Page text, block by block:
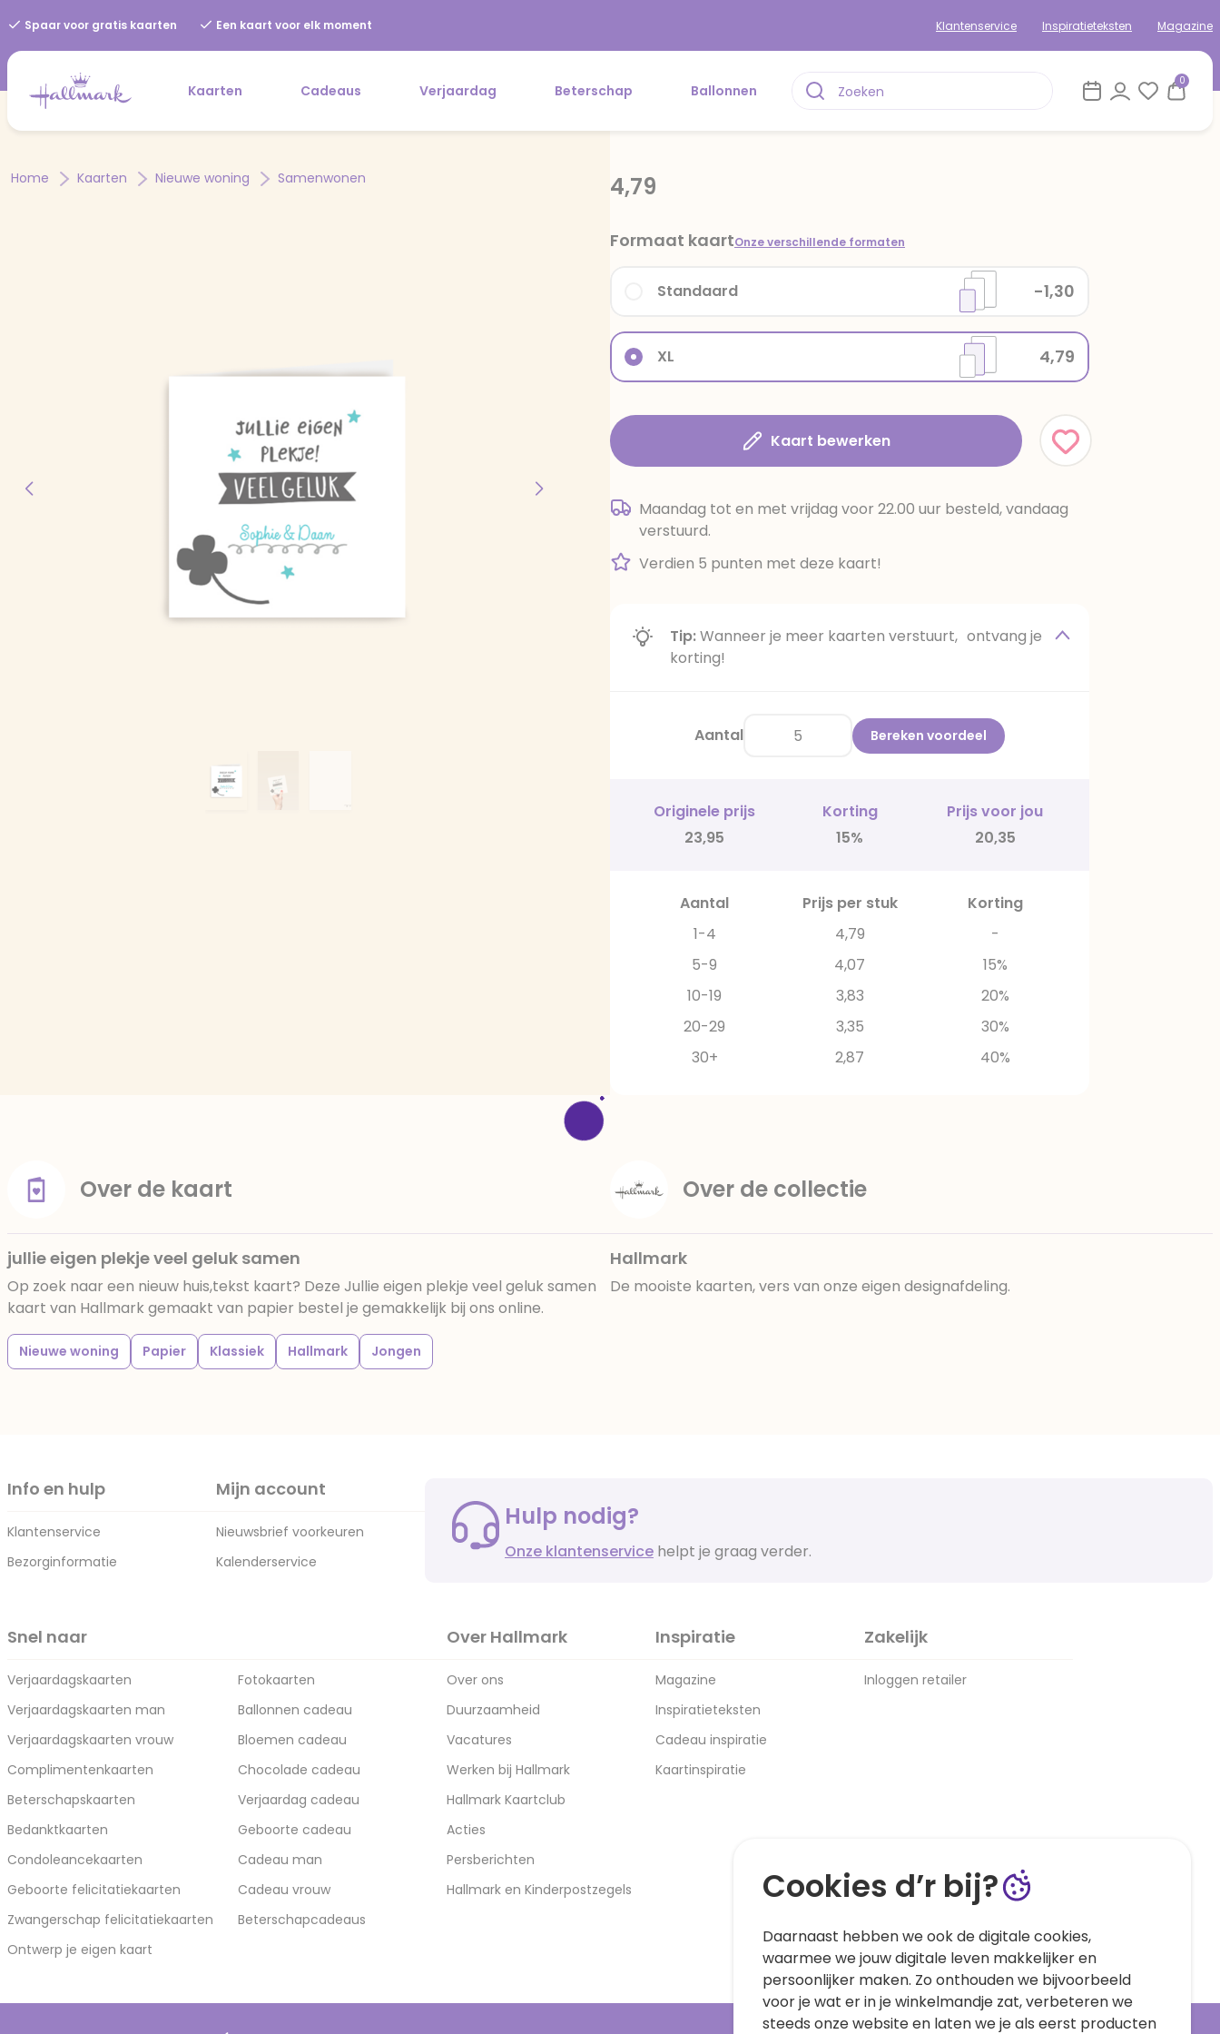
Spaar voor gratis kaarten Een kaart voor elk moment Klantenservice Inspiratieteksten Magazine
Kaarten Cadeaus Verjaardag Beterschap Ballonnen
0
Home Kaarten Nieuwe woning Samenwonen 4,79
Formaat kaartOnze verschillende formaten
XL 4,79
Standaard -1,30
Kaart bewerken
Maandag tot en met vrijdag voor 22.00 uur besteld, vandaag
verstuurd.
Verdien 5 punten met deze kaart!
Tip:Wanneer je meer kaarten verstuurt, ontvang je
korting!
Aantal Bereken voordeel
Originele prijs Korting
Prijs voor jou
23,95
15% 20,35
Aantal Prijs per stuk
Korting
1-4
4,79
-
5-9
4,07
15%
10-19
3,83
20%
20-29
3,35
30%
30+
2,87 40%
Over de kaart
jullie eigen plekje veel geluk samen
Op zoek naar een nieuw huis,tekst kaart? Deze Jullie eigen plekje veel geluk samen
kaart van Hallmark gemaakt van papier bestel je gemakkelijk bij ons online.
Nieuwe woning Papier Klassiek Hallmark Jongen
Over de collectie
Hallmark
De mooiste kaarten, vers van onze eigen designafdeling.
Info en hulp
Klantenservice
Bezorginformatie
Mijn account
Nieuwsbrief voorkeuren
Kalenderservice
Hulp nodig?
Onze klantenservice helpt je graag verder.
Snel naar
Verjaardagskaarten
Verjaardagskaarten man
Verjaardagskaarten vrouw
Complimentenkaarten
Beterschapskaarten
Bedanktkaarten
Condoleancekaarten
Geboorte felicitatiekaarten
Zwangerschap felicitatiekaarten
Ontwerp je eigen kaart
Fotokaarten
Ballonnen cadeau
Bloemen cadeau
Chocolade cadeau
Verjaardag cadeau
Geboorte cadeau
Cadeau man
Cadeau vrouw
Beterschapcadeaus
Over Hallmark
Over ons
Duurzaamheid
Vacatures
Werken bij Hallmark
Hallmark Kaartclub
Acties
Persberichten
Hallmark en Kinderpostzegels
Inspiratie
Magazine
Inspiratieteksten
Cadeau inspiratie
Kaartinspiratie
Zakelijk
Inloggen retailer
Cookies d’r bij?
Daarnaast hebben we ook de digitale cookies,
waarmee we jouw digitale leven makkelijker en
persoonlijker maken. Zo onthouden we bijvoorbeeld
voor je wat er in je winkelmandje zat, verbeteren we
steeds onze website en laten we je als eerst producten